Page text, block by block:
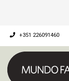
+351 226091460